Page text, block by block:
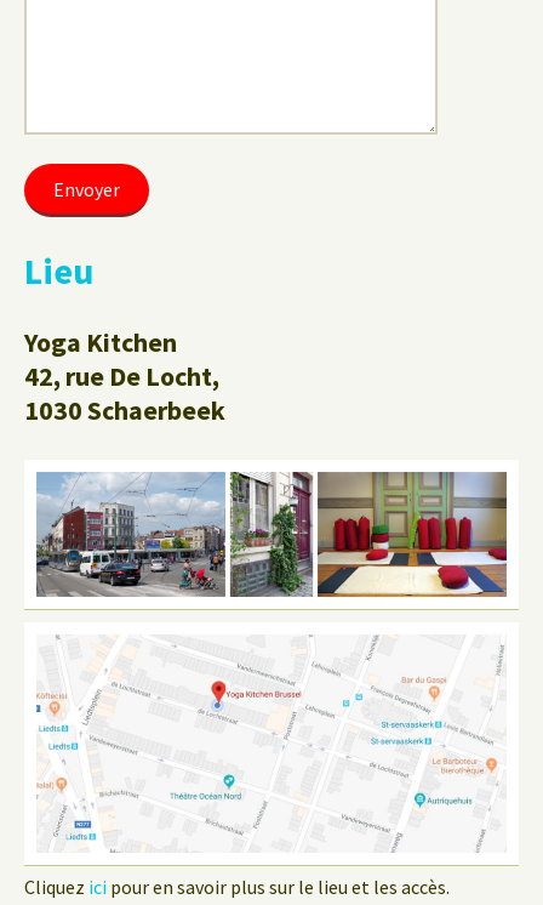
Lieu
Yoga Kitchen
42, rue De Locht,
1030 Schaerbeek
Cliquez ici pour en savoir plus sur le lieu et les accès.